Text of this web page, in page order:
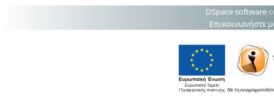
DSpace software
Επικοινωνήστε